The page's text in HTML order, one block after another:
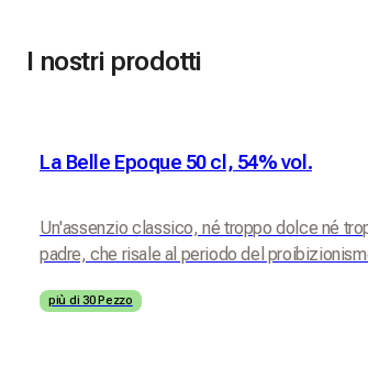
I nostri prodotti
La Belle Epoque 50 cl, 54% vol.
Un'assenzio classico, né troppo dolce né
padre, che risale al periodo del
più di 30 Pezzo